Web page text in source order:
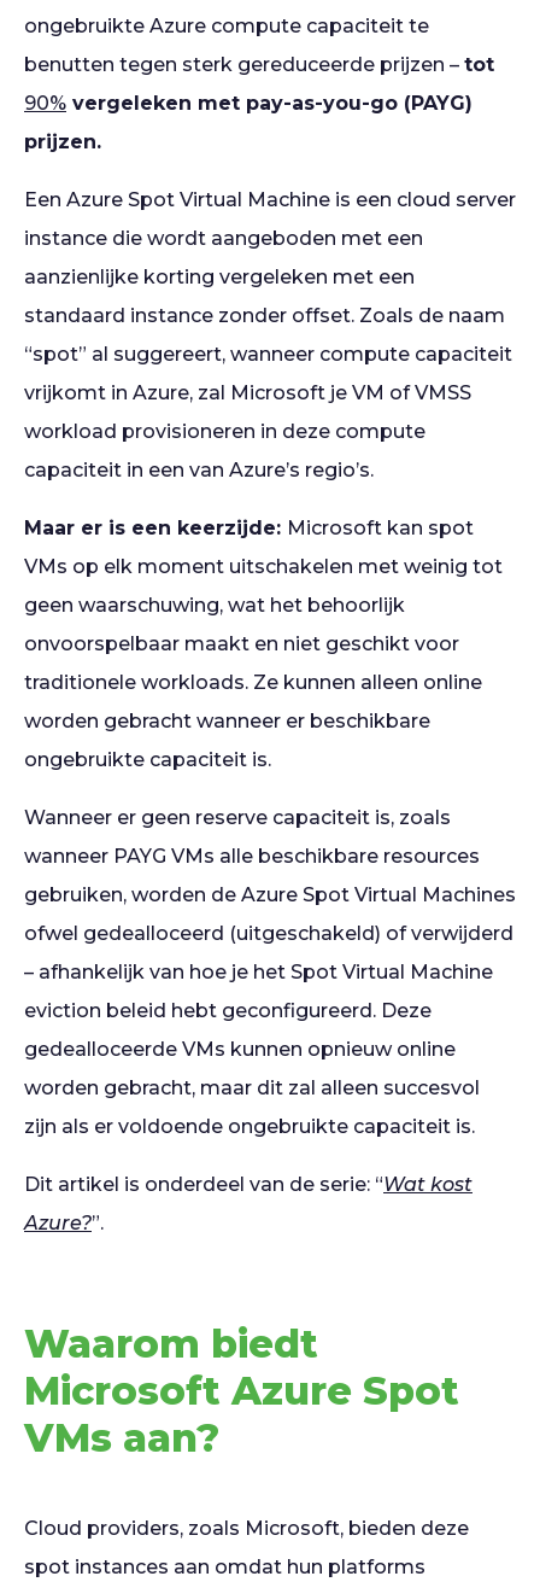
ongebruikte Azure compute capaciteit te
benutten tegen sterk gereduceerde prijzen – tot
90% vergeleken met pay-as-you-go (PAYG)
prijzen.
Een Azure Spot Virtual Machine is een cloud server
instance die wordt aangeboden met een
aanzienlijke korting vergeleken met een
standaard instance zonder offset. Zoals de naam
“spot” al suggereert, wanneer compute capaciteit
vrijkomt in Azure, zal Microsoft je VM of VMSS
workload provisioneren in deze compute
capaciteit in een van Azure’s regio’s.
Maar er is een keerzijde: Microsoft kan spot
VMs op elk moment uitschakelen met weinig tot
geen waarschuwing, wat het behoorlijk
onvoorspelbaar maakt en niet geschikt voor
traditionele workloads. Ze kunnen alleen online
worden gebracht wanneer er beschikbare
ongebruikte capaciteit is.
Wanneer er geen reserve capaciteit is, zoals
wanneer PAYG VMs alle beschikbare resources
gebruiken, worden de Azure Spot Virtual Machines
ofwel gedealloceerd (uitgeschakeld) of verwijderd
– afhankelijk van hoe je het Spot Virtual Machine
eviction beleid hebt geconfigureerd. Deze
gedealloceerde VMs kunnen opnieuw online
worden gebracht, maar dit zal alleen succesvol
zijn als er voldoende ongebruikte capaciteit is.
Dit artikel is onderdeel van de serie: “Wat kost
Azure?”.
Waarom biedt
Microsoft Azure Spot
VMs aan?
Cloud providers, zoals Microsoft, bieden deze
spot instances aan omdat hun platforms